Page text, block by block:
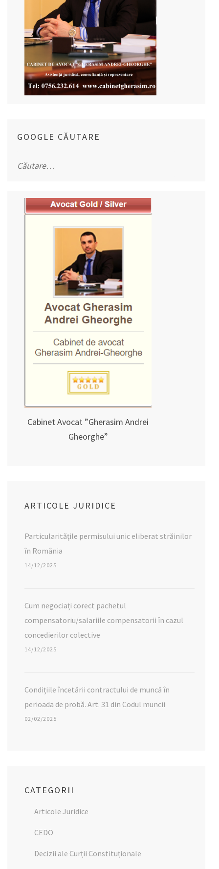
GOOGLE CĂUTARE
după:
Cabinet Avocat ”Gherasim Andrei
Gheorghe”
ARTICOLE JURIDICE
Particularitățile permisului unic eliberat străinilor
în România
14/12/2025
Cum negociați corect pachetul
compensatoriu/salariile compensatorii în cazul
concedierilor colective
14/12/2025
Condițiile încetării contractului de muncă în
perioada de probă. Art. 31 din Codul muncii
02/02/2025
CATEGORII
Articole Juridice
CEDO
Decizii ale Curții Constituționale